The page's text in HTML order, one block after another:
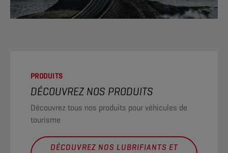
PRODUITS
DÉCOUVREZ NOS PRODUITS
Découvrez tous nos produits pour véhicules de
tourisme
DÉCOUVREZ NOS LUBRIFIANTS ET